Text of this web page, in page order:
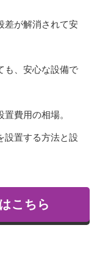
差が解消されて安
も、安心な設備で
費用の相場。
設置する方法と設
こちら